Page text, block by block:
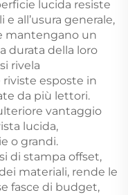
lucida resiste
all’usura generale,
mantengano un
durata della loro
rivela
esposte in
da più lettori.
vantaggio
lucida,
o grandi.
di stampa offset,
materiali, rende le
fasce di budget,